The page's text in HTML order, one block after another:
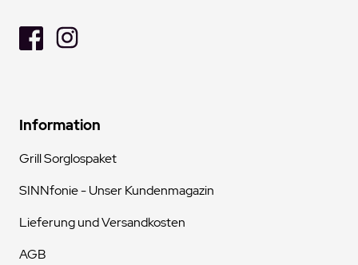
Information
Grill Sorglospaket
SINNfonie - Unser Kundenmagazin
Lieferung und Versandkosten
AGB